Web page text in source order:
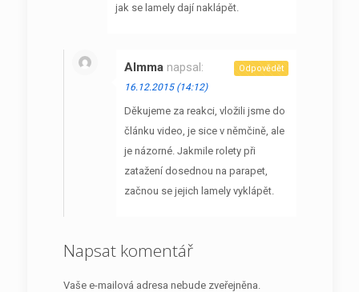
jak se lamely dají naklápět.
Almma napsal:
16.12.2015 (14:12)
Děkujeme za reakci, vložili jsme do
článku video, je sice v němčině, ale
je názorné. Jakmile rolety při
zatažení dosednou na parapet,
začnou se jejich lamely vyklápět.
Odpovědět
Napsat komentář
Vaše e-mailová adresa nebude zveřejněna.